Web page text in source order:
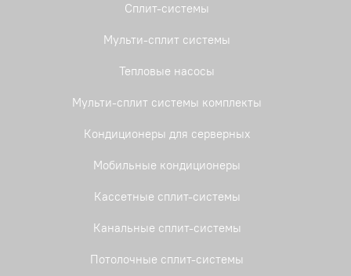
Сплит-системы
Мульти-сплит системы
Тепловые насосы
Мульти-сплит системы комплекты
Кондиционеры для серверных
Мобильные кондиционеры
Кассетные сплит-системы
Канальные сплит-системы
Потолочные сплит-системы